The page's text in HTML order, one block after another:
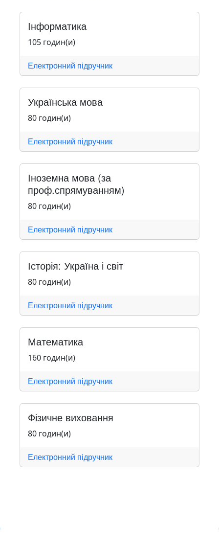
Інформатика
105 годин(и)
Електронний підручник
Українська мова
80 годин(и)
Електронний підручник
Іноземна мова (за
проф.спрямуванням)
80 годин(и)
Електронний підручник
Історія: Україна і світ
80 годин(и)
Електронний підручник
Математика
160 годин(и)
Електронний підручник
Фізичне виховання
80 годин(и)
Електронний підручник